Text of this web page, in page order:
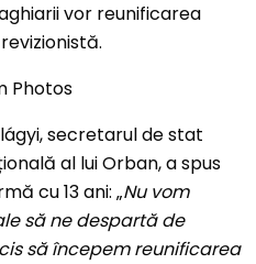
vor reunificarea
Photos
secretarul de stat
al lui Orban, a spus
cu 13 ani: „Nu vom
să ne despartă de
să începem reunificarea